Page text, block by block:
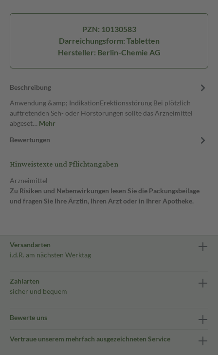
PZN: 10130583
Darreichungsform: Tabletten
Hersteller: Berlin-Chemie AG
Beschreibung
Anwendung &amp; IndikationErektionsstörung Bei plötzlich
auftretenden Seh- oder Hörstörungen sollte das Arzneimittel
abgeset… Mehr
Bewertungen
Hinweistexte und Pflichtangaben
Arzneimittel
Zu Risiken und Nebenwirkungen lesen Sie die Packungsbeilage
und fragen Sie Ihre Ärztin, Ihren Arzt oder in Ihrer Apotheke.
Versandarten
i.d.R. am nächsten Werktag
Zahlarten
sicher und bequem
Bewerte uns
Vertraue unserem mehrfach ausgezeichneten Service